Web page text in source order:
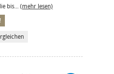
bis... (mehr lesen)